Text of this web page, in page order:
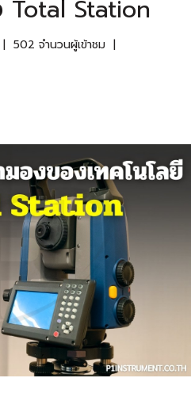
Total Station
| 502 จำนวนผู้เข้าชม |